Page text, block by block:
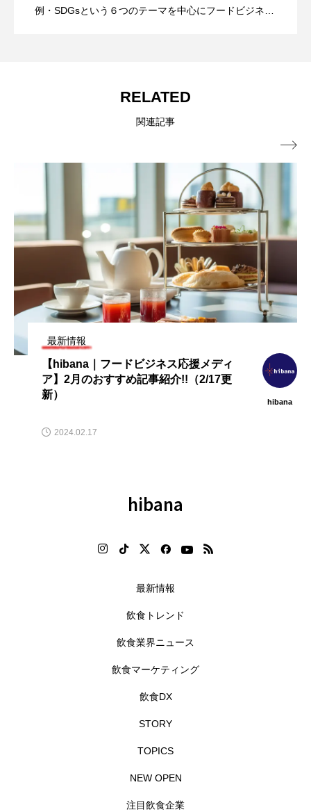
例・SDGsという６つのテーマを中心にフードビジネ
RELATED
関連記事
最新情報
【hibana｜フードビジネス応援メディ
ア】2月のおすすめ記事紹介!!（2/17更
新）
hibana
2024.02.17

hibana
最新情報
飲食トレンド
飲食業界ニュース
飲食マーケティング
飲食DX
STORY
TOPICS
NEW OPEN
注目飲食企業